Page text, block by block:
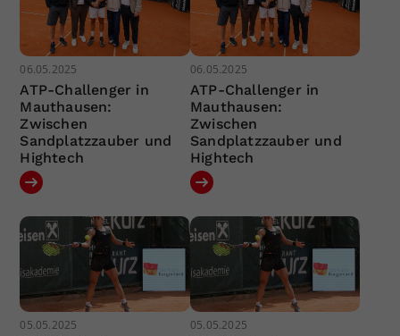
06.05.2025
ATP-Challenger in
Mauthausen:
Zwischen
Sandplatzzauber und
Hightech
06.05.2025
ATP-Challenger in
Mauthausen:
Zwischen
Sandplatzzauber und
Hightech
05.05.2025 05.05.2025